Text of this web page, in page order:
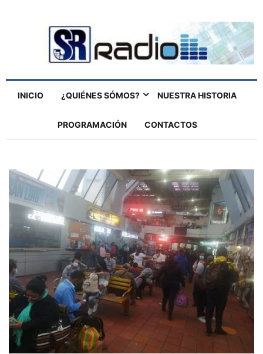
INICIO ¿QUIÉNES SÓMOS? NUESTRA HISTORIA
PROGRAMACIÓN CONTACTOS